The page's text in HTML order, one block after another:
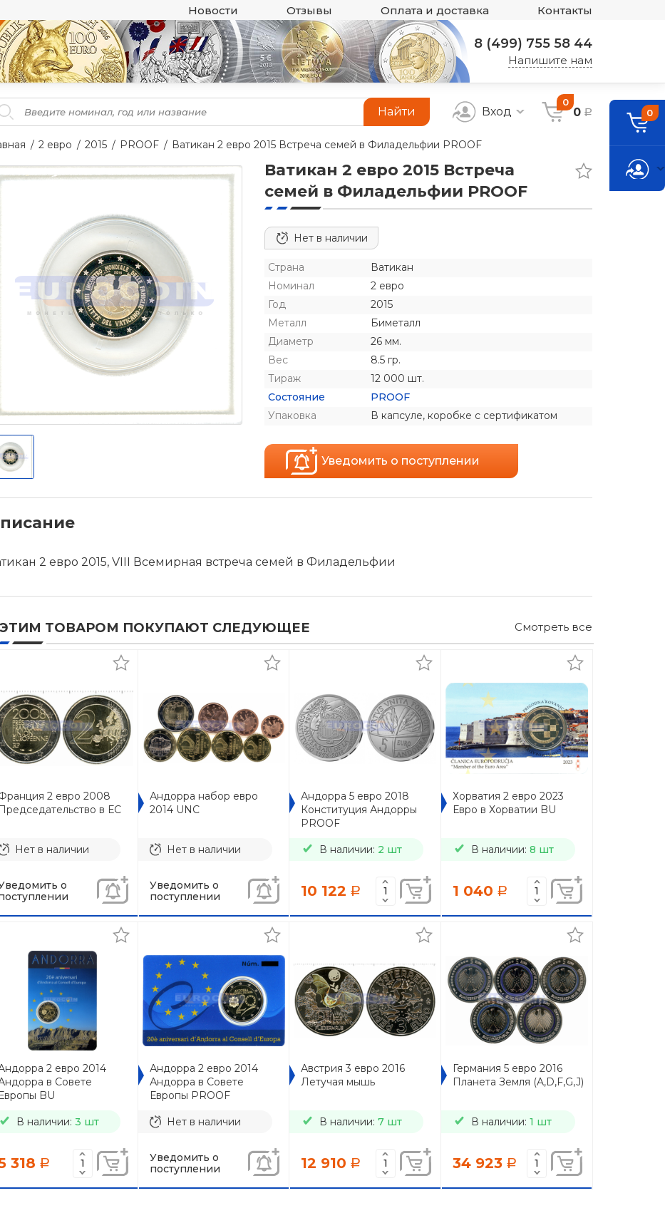
Новости Отзывы Оплата и доставка Контакты
8 (499) 755 58 44
Напишите нам
Найти Вход
0
0 a
2 евро 2015 PROOF Ватикан 2 евро 2015 Встреча семей в Филадельфии PROOF
Ватикан 2 евро 2015 Встреча
семей в Филадельфии PROOF
Нет в наличии
Страна
Ватикан
Номинал
2 евро
Год
2015
Металл
Биметалл
Диаметр
26 мм.
Вес
8.5 гр.
Тираж
12 000 шт.
Состояние
PROOF
Упаковка
В капсуле, коробке с сертификатом
Уведомить о поступлении
2 евро 2015, VIII Всемирная встреча семей в Филадельфии
ТОВАРОМ ПОКУПАЮТ СЛЕДУЮЩЕЕ Смотреть все
2 евро 2008
Председательство в ЕС
Нет в наличии
о
Андорра набор евро
2014 UNC
Нет в наличии
Уведомить о
поступлении
Андорра 5 евро 2018
Конституция Андорры
PROOF
В наличии: 2 шт
10 122 a
Хорватия 2 евро 2023
Евро в Хорватии BU
В наличии: 8 шт
1 040 a
2 евро 2014
в Совете
Европы BU
В наличии: 3 шт
318 a
Андорра 2 евро 2014
Андорра в Совете
Европы PROOF
Нет в наличии
Уведомить о
поступлении
Австрия 3 евро 2016
Летучая мышь
В наличии: 7 шт
12 910 a
Германия 5 евро 2016
Планета Земля (A,D,F,G,J)
В наличии: 1 шт
34 923 a
0